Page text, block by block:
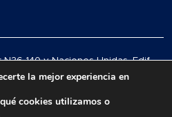
140 y Naciones Unidas, Edif.
Blanc, Of. L16, Quito.
derechos reservados.
la mejor experiencia en
cookies utilizamos o